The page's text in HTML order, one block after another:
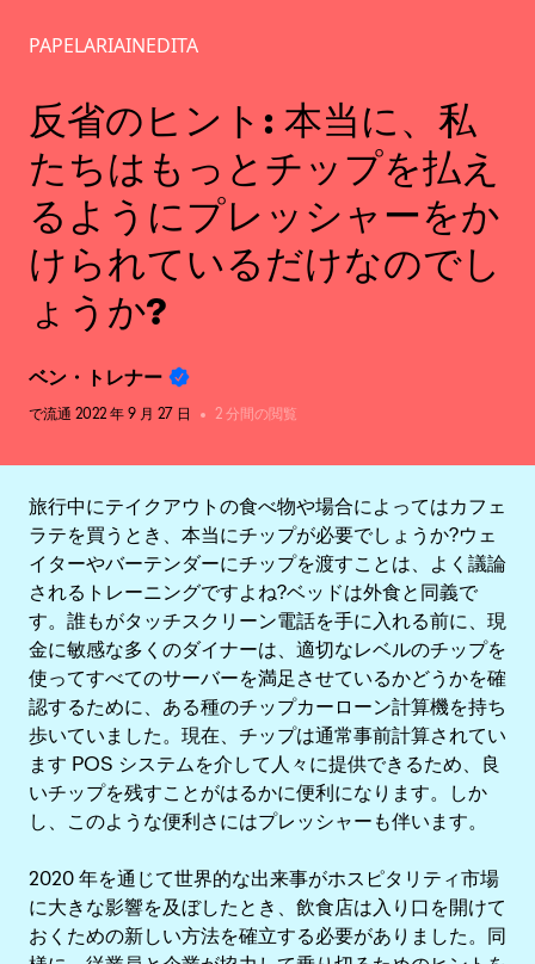
PAPELARIAINEDITA
反省のヒント: 本当に、私
たちはもっとチップを払え
るようにプレッシャーをか
けられているだけなのでし
ょうか?
ベン・トレナー
で流通 2022 年 9 月 27 日 2 分間の閲覧
旅行中にテイクアウトの食べ物や場合によってはカフェ
ラテを買うとき、本当にチップが必要でしょうか?ウェ
イターやバーテンダーにチップを渡すことは、よく議論
されるトレーニングですよね?ベッドは外食と同義で
す。誰もがタッチスクリーン電話を手に入れる前に、現
金に敏感な多くのダイナーは、適切なレベルのチップを
使ってすべてのサーバーを満足させているかどうかを確
認するために、ある種のチップカーローン計算機を持ち
歩いていました。現在、チップは通常事前計算されてい
ます POS システムを介して人々に提供できるため、良
いチップを残すことがはるかに便利になります。しか
し、このような便利さにはプレッシャーも伴います。
2020 年を通じて世界的な出来事がホスピタリティ市場
に大きな影響を及ぼしたとき、飲食店は入り口を開けて
おくための新しい方法を確立する必要がありました。同